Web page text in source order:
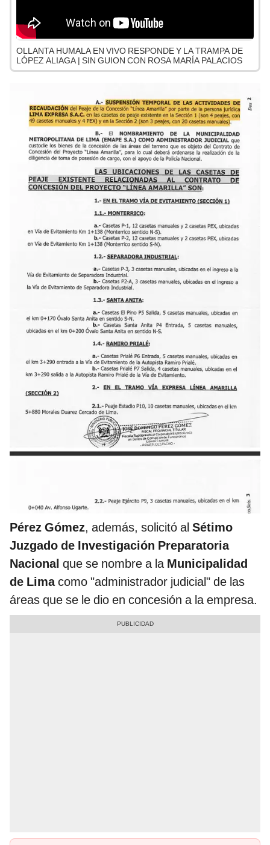
OLLANTA HUMALA EN VIVO RESPONDE Y LA TRAMPA DE
LÓPEZ ALIAGA | SIN GUION CON ROSA MARÍA PALACIOS
Pérez Gómez, además, solicitó al Sétimo
Juzgado de Investigación Preparatoria
Nacional que se nombre a la Municipalidad
de Limacomo "administrador judicial" de las
áreas que se le dio en concesión a la empresa.